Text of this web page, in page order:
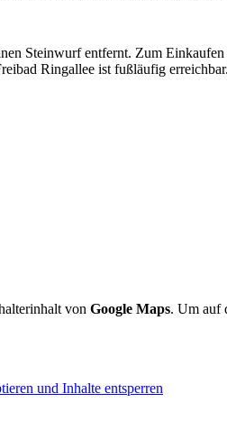
Steinwurf entfernt. Zum
Ringallee ist fußläufig
von Google Maps. Um auf
und Inhalte entsperren